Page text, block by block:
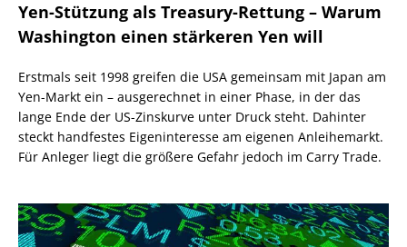
Yen-Stützung als Treasury-Rettung – Warum
Washington einen stärkeren Yen will
Erstmals seit 1998 greifen die USA gemeinsam mit Japan am
Yen-Markt ein – ausgerechnet in einer Phase, in der das
lange Ende der US-Zinskurve unter Druck steht. Dahinter
steckt handfestes Eigeninteresse am eigenen Anleihemarkt.
Für Anleger liegt die größere Gefahr jedoch im Carry Trade.